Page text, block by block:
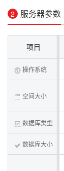
2 服务器参数
项目
操作系统
空间大小
数据库类型
数据库大小